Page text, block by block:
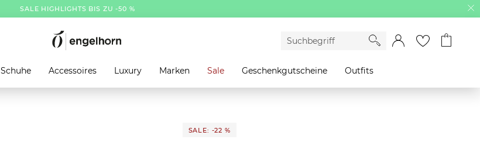
SALE HIGHLIGHTS BIS ZU -50 %
Schuhe Accessoires Luxury Marken Sale Geschenkgutscheine Outfits
SALE: -22 %